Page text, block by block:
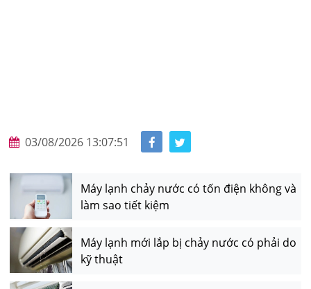
03/08/2026 13:07:51
Máy lạnh chảy nước có tốn điện không và
làm sao tiết kiệm
Máy lạnh mới lắp bị chảy nước có phải do
kỹ thuật